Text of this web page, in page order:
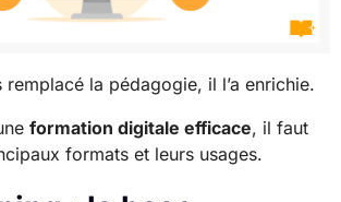
remplacé la pédagogie, il l’a enrichie.
formation digitale efficace, il faut
formats et leurs usages.